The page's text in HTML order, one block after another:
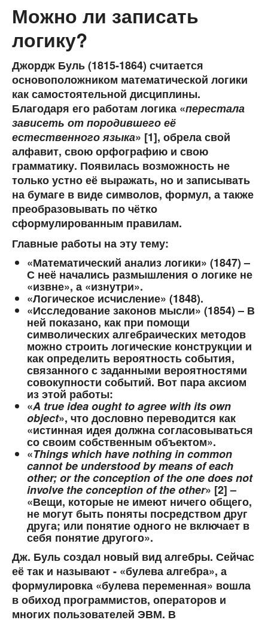
Можно ли записать
логику?
Джордж Буль (1815-1864) считается
основоположником математической логики
как самостоятельной дисциплины.
Благодаря его работам логика «перестала
зависеть от породившего её
естественного языка» [1], обрела свой
алфавит, свою орфографию и свою
грамматику. Появилась возможность не
только устно её выражать, но и записывать
на бумаге в виде символов, формул, а также
преобразовывать по чётко
сформулированным правилам.
Главные работы на эту тему:
«Математический анализ логики» (1847) –
С неё начались размышления о логике не
«извне», а «изнутри».
«Логическое исчисление» (1848).
«Исследование законов мысли» (1854) – В
ней показано, как при помощи
символических алгебраических методов
можно строить логические конструкции и
как определить вероятность события,
связанного с заданными вероятностями
совокупности событий. Вот пара аксиом
из этой работы:
«A trueideaought toagree withitsown
object», что дословно переводится как
«истинная идея должна согласовываться
со своим собственным объектом».
«Things which have nothing in common
cannot be understood by means of each
other; or the conception of the one does not
involve the conception of the other» [2] –
«Вещи, которые не имеют ничего общего,
не могут быть поняты посредством друг
друга; или понятие одного не включает в
себя понятие другого».
Дж. Буль создал новый вид алгебры. Сейчас
её так и называют - «булева алгебра», а
формулировка «булева переменная» вошла
в обиход программистов, операторов и
многих пользователей ЭВМ. В